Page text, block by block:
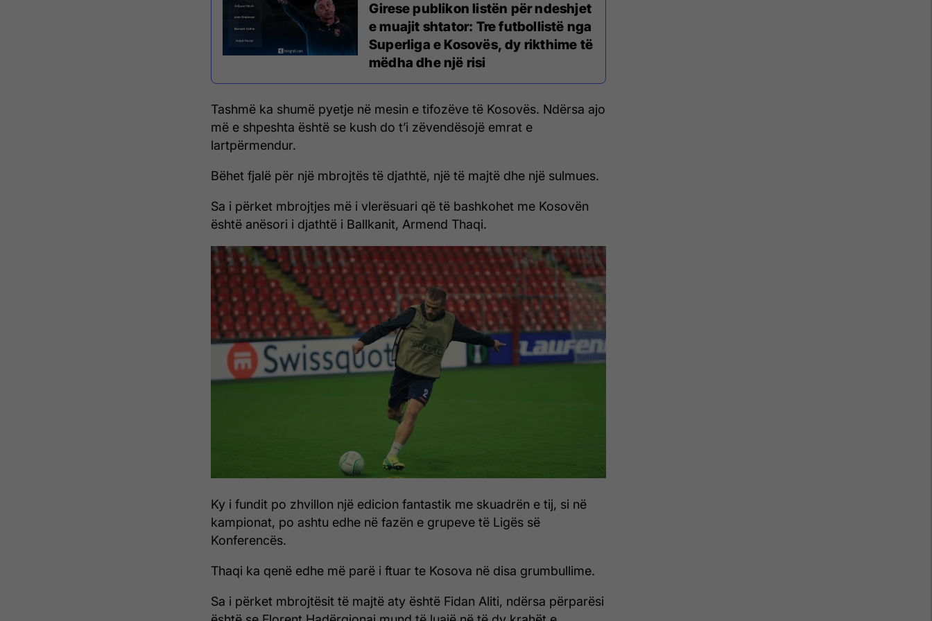
Girese publikon listën për ndeshjet
e muajit shtator: Tre futbollistë nga
Superliga e Kosovës, dy rikthime të
mëdha dhe një risi
Tashmë ka shumë pyetje në mesin e tifozëve të Kosovës. Ndërsa ajo
më e shpeshta është se kush do t’i zëvendësojë emrat e
lartpërmendur.
Bëhet fjalë për një mbrojtës të djathtë, një të majtë dhe një sulmues.
Sa i përket mbrojtjes më i vlerësuari që të bashkohet me Kosovën
është anësori i djathtë i Ballkanit, Armend Thaqi.
Ky i fundit po zhvillon një edicion fantastik me skuadrën e tij, si në
kampionat, po ashtu edhe në fazën e grupeve të Ligës së
Konferencës.
Thaqi ka qenë edhe më parë i ftuar te Kosova në disa grumbullime.
Sa i përket mbrojtësit të majtë aty është Fidan Aliti, ndërsa përparësi